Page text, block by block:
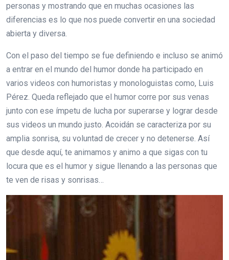
personas y mostrando que en muchas ocasiones las
diferencias es lo que nos puede convertir en una sociedad
abierta y diversa.
Con el paso del tiempo se fue definiendo e incluso se animó
a entrar en el mundo del humor donde ha participado en
varios videos con humoristas y monologuistas como, Luis
Pérez. Queda reflejado que el humor corre por sus venas
junto con ese ímpetu de lucha por superarse y lograr desde
sus videos un mundo justo. Acoidán se caracteriza por su
amplia sonrisa, su voluntad de crecer y no detenerse. Así
que desde aquí, te animamos y animo a que sigas con tu
locura que es el humor y sigue llenando a las personas que
te ven de risas y sonrisas…